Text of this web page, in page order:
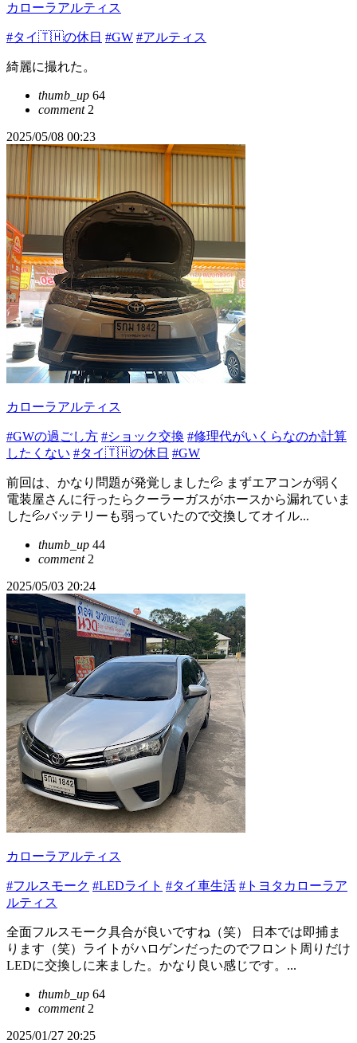
カローラアルティス
#タイ🇹🇭の休日 #GW #アルティス
綺麗に撮れた。
thumb_up 64
comment2
2025/05/08 00:23
カローラアルティス
#GWの過ごし方 #ショック交換 #修理代がいくらなのか計算
したくない #タイ🇹🇭の休日 #GW
前回は、かなり問題が発覚しました💦 まずエアコンが弱く
電装屋さんに行ったらクーラーガスがホースから漏れていま
した💦バッテリーも弱っていたので交換してオイル...
thumb_up 44
comment2
2025/05/03 20:24
カローラアルティス
#フルスモーク #LEDライト #タイ車生活 #トヨタカローラア
ルティス
全面フルスモーク具合が良いですね（笑） 日本では即捕ま
ります（笑）ライトがハロゲンだったのでフロント周りだけ
LEDに交換しに来ました。かなり良い感じです。...
thumb_up 64
comment2
2025/01/27 20:25